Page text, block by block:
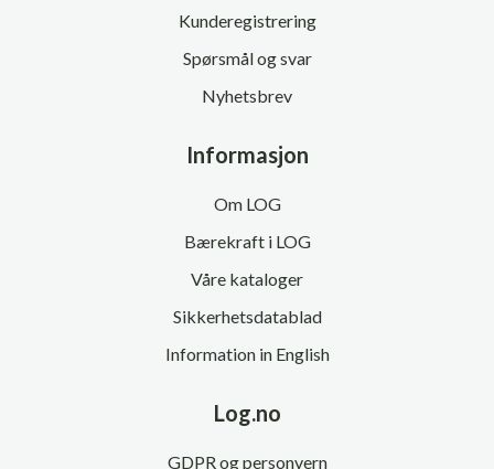
Kunderegistrering
Spørsmål og svar
Nyhetsbrev
Informasjon
Om LOG
Bærekraft i LOG
Våre kataloger
Sikkerhetsdatablad
Information in English
Log.no
GDPR og personvern